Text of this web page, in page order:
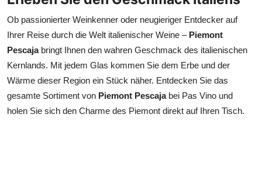
Ob passionierter Weinkenner oder neugieriger Entdecker auf
Ihrer Reise durch die Welt italienischer Weine – Piemont
Pescajabringt Ihnen den wahren Geschmack des italienischen
Kernlands. Mit jedem Glas kommen Sie dem Erbe und der
Wärme dieser Region ein Stück näher. Entdecken Sie das
gesamte Sortiment von Piemont Pescajabei Pas Vino und
holen Sie sich den Charme des Piemont direkt auf Ihren Tisch.